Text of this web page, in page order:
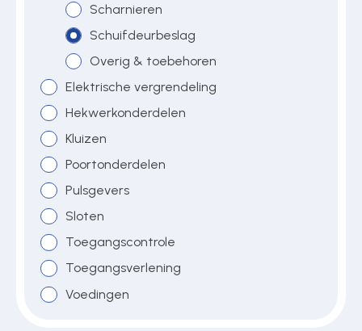
Contact
Scharnieren
Schuifdeurbeslag
Overig & toebehoren
Elektrische vergrendeling
Hekwerkonderdelen
Kluizen
Poortonderdelen
Pulsgevers
Sloten
Toegangscontrole
Toegangsverlening
Voedingen